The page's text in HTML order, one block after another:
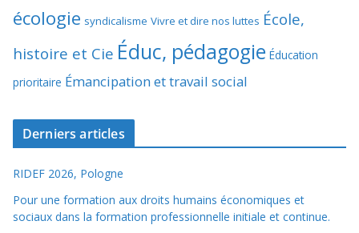
écologie syndicalisme Vivre et dire nos luttes École,
histoire et Cie Éduc, pédagogie Éducation
prioritaire Émancipation et travail social
Derniers articles
RIDEF 2026, Pologne
Pour une formation aux droits humains économiques et
sociaux dans la formation professionnelle initiale et continue.